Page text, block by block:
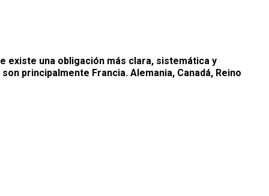
existe una obligación más clara, sistemática y
principalmente Francia. Alemania, Canadá, Reino